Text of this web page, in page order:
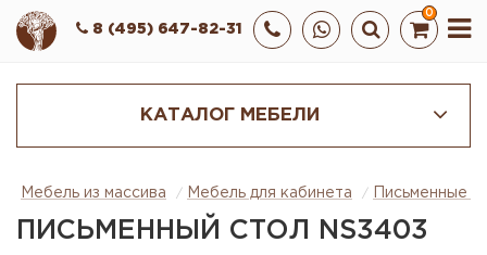
0
8 (495) 647-82-31
КАТАЛОГ МЕБЕЛИ
Мебель из массива Мебель для кабинета Письменные
ПИСЬМЕННЫЙ СТОЛ NS3403